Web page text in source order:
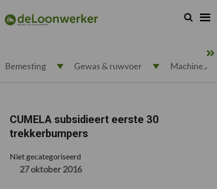
de
hoofdnavigatie
de
hoofd
de
eerste
de
voettekst
deloonwerker.nl Zoeken...
Zoek
Bemesting Gewas & ruwvoer Machines
CUMELA subsidieert eerste 30
trekkerbumpers
Niet gecategoriseerd
27 oktober 2016